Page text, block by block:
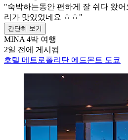
"숙박하는동안 편하게 잘 쉬다 왔
리가 맛있었네요 ㅎㅎ"
간단히 보기
MINA 4박 여행
2일 전에 게시됨
호텔 메트로폴리탄 에드몬트 도쿄